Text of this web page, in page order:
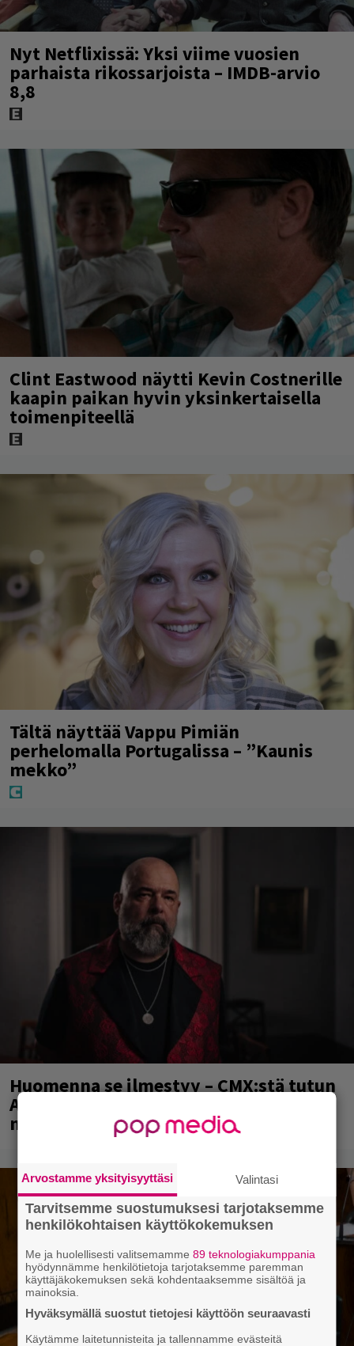
Nyt Netflixissä: Yksi viime vuosien
parhaista rikossarjoista – IMDB-arvio
8,8
Clint Eastwood näytti Kevin Costnerille
kaapin paikan hyvin yksinkertaisella
toimenpiteellä
Tältä näyttää Vappu Pimiän
perhelomalla Portugalissa – ”Kaunis
mekko”
Huomenna se ilmestyy – CMX:stä tutun
A.W. Yrjänän uutuusalbumi om
mammuttimainen kokonaisuus
Arvostamme yksityisyyttäsi Valintasi
Tarvitsemme suostumuksesi tarjotaksemme
henkilökohtaisen käyttökokemuksen
Me ja huolellisesti valitsemamme89 teknologiakumppania
hyödynnämme henkilötietoja tarjotaksemme paremman
käyttäjäkokemuksen sekä kohdentaaksemme sisältöä ja
mainoksia.
Hyväksymällä suostut tietojesi käyttöön seuraavasti
Käytämme laitetunnisteita ja tallennamme evästeitä